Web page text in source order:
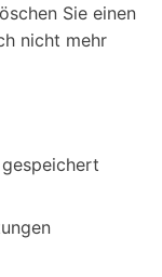
Sie einen
nicht mehr